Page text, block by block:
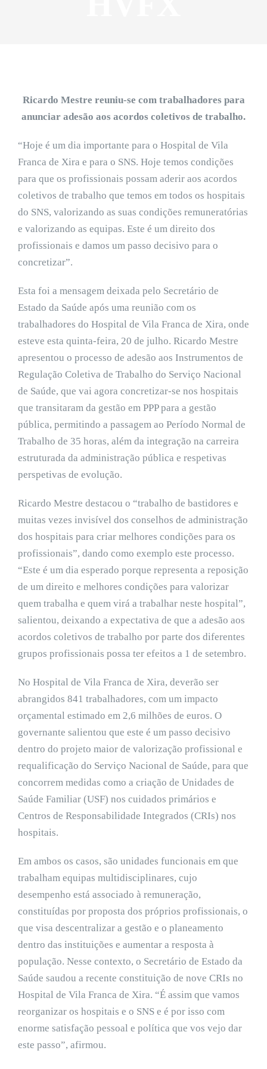
Ricardo Mestre reuniu-se com trabalhadores para
anunciar adesão aos acordos coletivos de trabalho.
“Hoje é um dia importante para o Hospital de Vila
Franca de Xira e para o SNS. Hoje temos condições
para que os profissionais possam aderir aos acordos
coletivos de trabalho que temos em todos os hospitais
do SNS, valorizando as suas condições remuneratórias
e valorizando as equipas. Este é um direito dos
profissionais e damos um passo decisivo para o
concretizar”.
Esta foi a mensagem deixada pelo Secretário de
Estado da Saúde após uma reunião com os
trabalhadores do Hospital de Vila Franca de Xira, onde
esteve esta quinta-feira, 20 de julho. Ricardo Mestre
apresentou o processo de adesão aos Instrumentos de
Regulação Coletiva de Trabalho do Serviço Nacional
de Saúde, que vai agora concretizar-se nos hospitais
que transitaram da gestão em PPP para a gestão
pública, permitindo a passagem ao Período Normal de
Trabalho de 35 horas, além da integração na carreira
estruturada da administração pública e respetivas
perspetivas de evolução.
Ricardo Mestre destacou o “trabalho de bastidores e
muitas vezes invisível dos conselhos de administração
dos hospitais para criar melhores condições para os
profissionais”, dando como exemplo este processo.
“Este é um dia esperado porque representa a reposição
de um direito e melhores condições para valorizar
quem trabalha e quem virá a trabalhar neste hospital”,
salientou, deixando a expectativa de que a adesão aos
acordos coletivos de trabalho por parte dos diferentes
grupos profissionais possa ter efeitos a 1 de setembro.
No Hospital de Vila Franca de Xira, deverão ser
abrangidos 841 trabalhadores, com um impacto
orçamental estimado em 2,6 milhões de euros. O
governante salientou que este é um passo decisivo
dentro do projeto maior de valorização profissional e
requalificação do Serviço Nacional de Saúde, para que
concorrem medidas como a criação de Unidades de
Saúde Familiar (USF) nos cuidados primários e
Centros de Responsabilidade Integrados (CRIs) nos
hospitais.
Em ambos os casos, são unidades funcionais em que
trabalham equipas multidisciplinares, cujo
desempenho está associado à remuneração,
constituídas por proposta dos próprios profissionais, o
que visa descentralizar a gestão e o planeamento
dentro das instituições e aumentar a resposta à
população. Nesse contexto, o Secretário de Estado da
Saúde saudou a recente constituição de nove CRIs no
Hospital de Vila Franca de Xira. “É assim que vamos
reorganizar os hospitais e o SNS e é por isso com
enorme satisfação pessoal e política que vos vejo dar
este passo”, afirmou.